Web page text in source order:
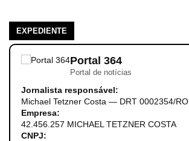
EXPEDIENTE
Portal 364
Portal de notícias
Jornalista responsável:
Michael Tetzner Costa — DRT 0002354/RO
Empresa:
42.456.257 MICHAEL TETZNER COSTA
CNPJ: